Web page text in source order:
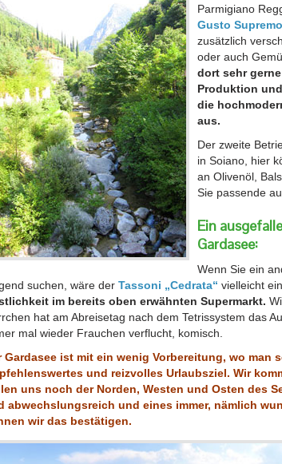
Parmigiano
Gusto
zusätzlich
oder auch
dort sehr
Produktion
die
aus.
Der zweite
in Soiano, hier
an Olivenöl,
Sie passende
Ein
Gardasee:
Wenn Sie ein
suchen, wäre der Tassoni „Cedrata“ vielleicht
im bereits oben erwähnten Supermarkt.
hat am Abreisetag nach dem Tetrissystem das
mal wieder Frauchen verflucht, komisch.
Gardasee ist mit ein wenig Vorbereitung, wo man
und reizvolles Urlaubsziel. Wir
uns noch der Norden, Westen und Osten des
abwechslungsreich und eines immer, nämlich
wir das bestätigen.